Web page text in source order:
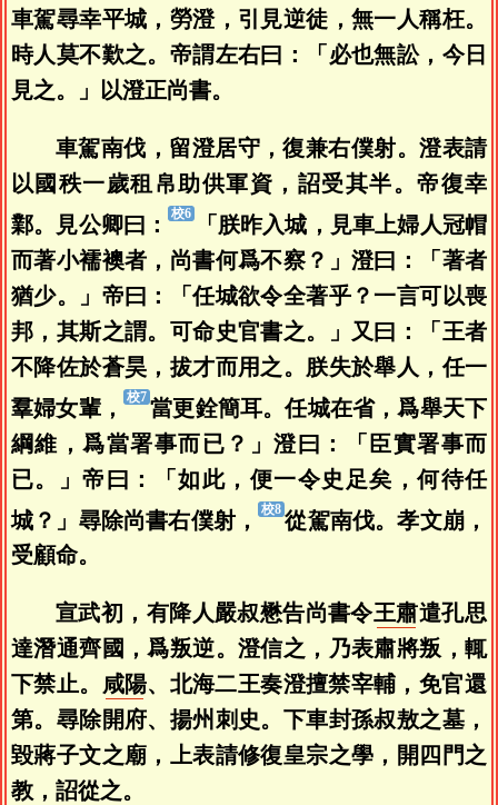
車駕尋幸平城，勞澄，引見逆徒，無一人稱枉。
時人莫不歎之。帝謂左右曰：「必也無訟，今日
見之。」以澄正尚書。
車駕南伐，留澄居守，復兼右僕射。澄表請
以國秩一歲租帛助供軍資，詔受其半。帝復幸
鄴。見公卿曰：
「朕昨入城，見車上婦人冠帽
而著小襦襖者，尚書何爲不察？」澄曰：「著者
猶少。」帝曰：「任城欲令全著乎？一言可以喪
邦，其斯之謂。可命史官書之。」又曰：「王者
不降佐於蒼昊，拔才而用之。朕失於舉人，任一
羣婦女輩，
當更銓簡耳。任城在省，爲舉天下
綱維，爲當署事而已？」澄曰：「臣實署事而
已。」帝曰：「如此，便一令史足矣，何待任
城？」尋除尚書右僕射，
從駕南伐。孝文崩，
受顧命。
宣武初，有降人嚴叔懋告尚書令王肅遣孔思
達潛通齊國，爲叛逆。澄信之，乃表肅將叛，輒
下禁止。
咸陽、北海二王奏澄擅禁宰輔，免官還
第。尋除開府、揚州刺史。下車封孫叔敖之墓，
毀蔣子文之廟，上表請修復皇宗之學，開四門之
教，詔從之。